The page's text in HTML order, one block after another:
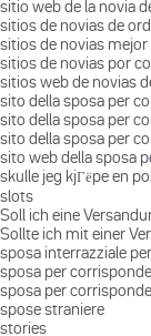
sitio web de la novia
sitios de novias de
sitios de novias
sitios de novias por
sitios web de novias
sito della sposa per
sito della sposa per
sito della sposa per
sito web della sposa
skulle jeg kjГёpe en
slots
Soll ich eine
Sollte ich mit einer
sposa interrazziale
sposa per
sposa per
spose straniere
stories